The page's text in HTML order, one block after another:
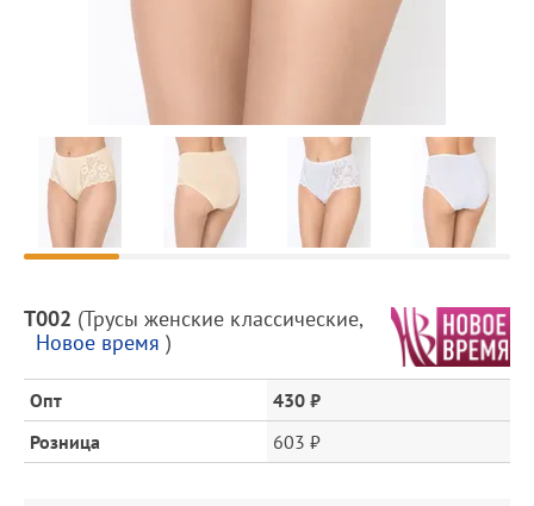
Предпросмотр
фотографий
Описание
товара
цена
Т002 (Трусы женские классические,
Новое время )
Опт
430 ₽
Розница
603 ₽